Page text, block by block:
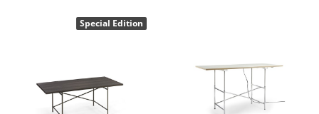
Einzelteile
Aufbewahren
Special Edition